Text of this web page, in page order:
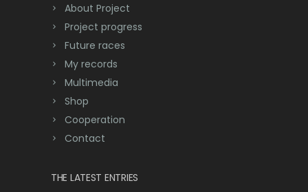
About Project
Project progress
Future races
My records
Multimedia
Shop
Cooperation
Contact
THE LATEST ENTRIES